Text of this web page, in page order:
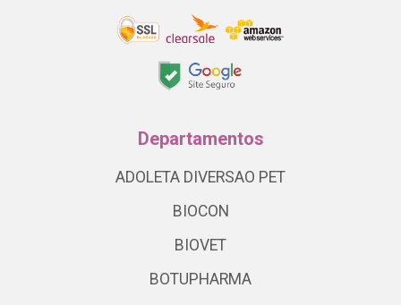
Departamentos
ADOLETA DIVERSAO PET
BIOCON
BIOVET
BOTUPHARMA